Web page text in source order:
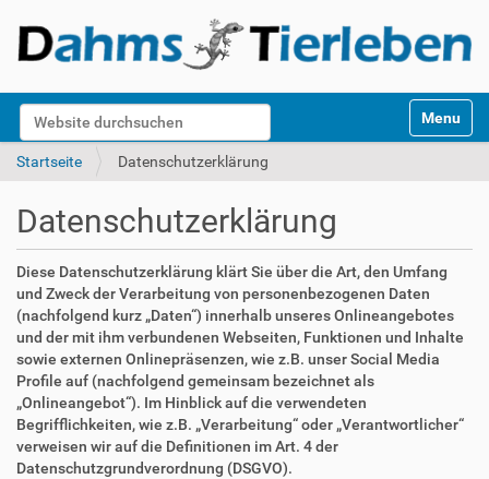
Website durchsuchen
k
Toggle
Startseite Datenschutzerklärung
Datenschutzerklärung
Diese Datenschutzerklärung klärt Sie über die Art, den Umfang
und Zweck der Verarbeitung von personenbezogenen Daten
(nachfolgend kurz „Daten“) innerhalb unseres Onlineangebotes
und der mit ihm verbundenen Webseiten, Funktionen und Inhalte
sowie externen Onlinepräsenzen, wie z.B. unser Social Media
Profile auf (nachfolgend gemeinsam bezeichnet als
„Onlineangebot“). Im Hinblick auf die verwendeten
Begrifflichkeiten, wie z.B. „Verarbeitung“ oder „Verantwortlicher“
verweisen wir auf die Definitionen im Art. 4 der
Datenschutzgrundverordnung (DSGVO).